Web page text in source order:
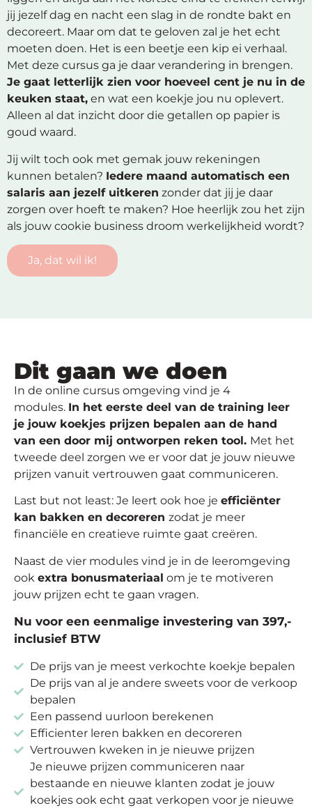
jij jezelf dag en nacht een slag in de rondte bakt en
decoreert. Maar om dat te geloven zal je het echt
moeten doen. Het is een beetje een kip ei verhaal.
Met deze cursus ga je daar verandering in brengen.
Je gaat letterlijk zien voor hoeveel cent je nu in de
keuken staat, en wat een koekje jou nu oplevert.
Alleen al dat inzicht door die getallen op papier is
goud waard.
Jij wilt toch ook met gemak jouw rekeningen
kunnen betalen? Iedere maand automatisch een
salaris aan jezelf uitkeren zonder dat jij je daar
zorgen over hoeft te maken? Hoe heerlijk zou het zijn
als jouw cookie business droom werkelijkheid wordt?
Ja, dat wil ik!
Dit gaan we doen
In de online cursus omgeving vind je 4
modules. In het eerste deel van de training leer
je jouw koekjes prijzen bepalen aan de hand
van een door mij ontworpen reken tool. Met het
tweede deel zorgen we er voor dat je jouw nieuwe
prijzen vanuit vertrouwen gaat communiceren.
Last but not least: Je leert ook hoe je efficiënter
kan bakken en decoreren zodat je meer
financiële en creatieve ruimte gaat creëren.
Naast de vier modules vind je in de leeromgeving
ook extra bonusmateriaal om je te motiveren
jouw prijzen echt te gaan vragen.
Nu voor een eenmalige investering van 397,-
inclusief BTW
De prijs van je meest verkochte koekje bepalen
De prijs van al je andere sweets voor de verkoop
bepalen
Een passend uurloon berekenen
Efficienter leren bakken en decoreren
Vertrouwen kweken in je nieuwe prijzen
Je nieuwe prijzen communiceren naar
bestaande en nieuwe klanten zodat je jouw
koekjes ook echt gaat verkopen voor je nieuwe